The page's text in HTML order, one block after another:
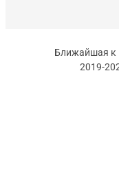
Ближайшая к
2019-